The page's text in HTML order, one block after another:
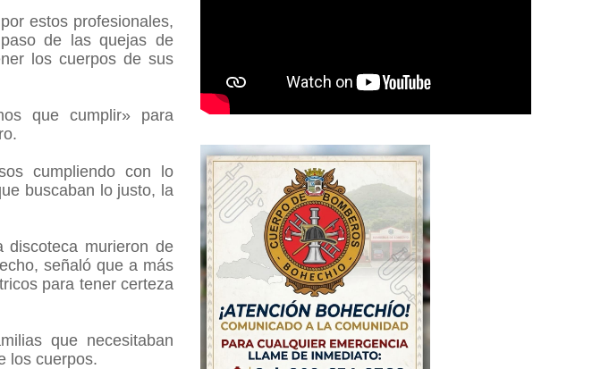
estos profesionales,
de las quejas de
los cuerpos de sus
que cumplir» para
cumpliendo con lo
buscaban lo justo, la
murieron de
señaló que a más
para tener certeza
que necesitaban
los cuerpos.